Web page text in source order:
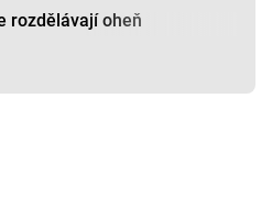
rozdělávají oheň